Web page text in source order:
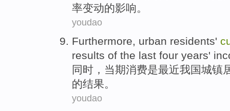
率变动的影响。
youdao
Furthermore, urban residents'
results of the last four years'
同时 ， 当期消费是最近我国城镇
的结果。
youdao